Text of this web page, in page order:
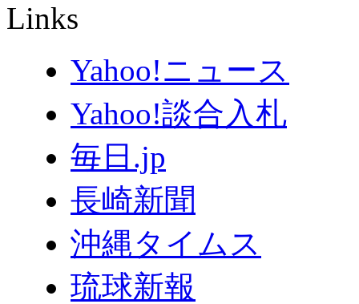
Links
Yahoo!ニュース
Yahoo!談合入札
毎日.jp
長崎新聞
沖縄タイムス
琉球新報